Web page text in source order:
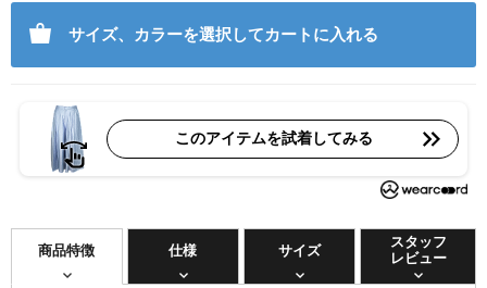
サイズ、カラーを選択してカートに入れる
このアイテムを試着してみる
商品特徴 仕様 サイズ
スタッフ
レビュー